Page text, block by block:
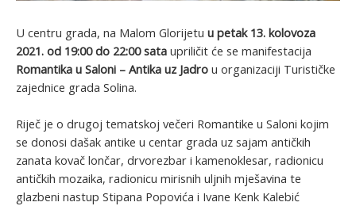
U centru grada, na Malom Glorijetu u petak 13. kolovoza
2021. od 19:00 do 22:00 sata upriličit će se manifestacija
Romantika u Saloni – Antika uz Jadro u organizaciji Turističke
zajednice grada Solina.
Riječ je o drugoj tematskoj večeri Romantike u Saloni kojim
se donosi dašak antike u centar grada uz sajam antičkih
zanata kovač lončar, drvorezbar i kamenoklesar, radionicu
antičkih mozaika, radionicu mirisnih uljnih mješavina te
glazbeni nastup Stipana Popovića i Ivane Kenk Kalebić